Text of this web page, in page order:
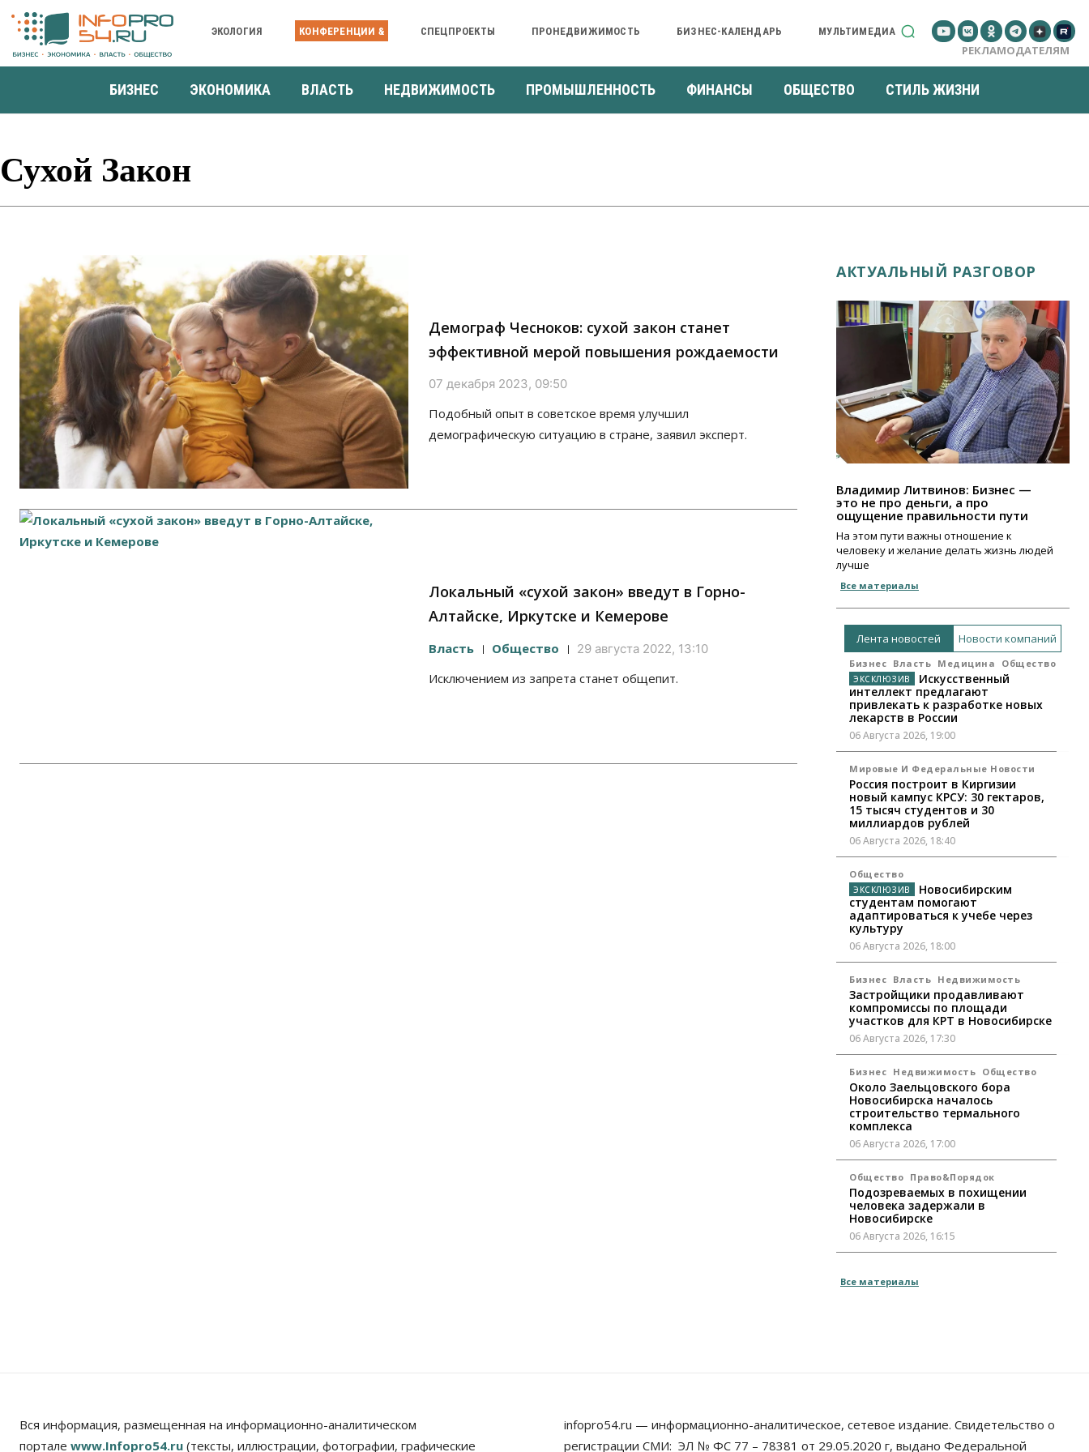
ЭКОЛОГИЯ КОНФЕРЕНЦИИ & СПЕЦПРОЕКТЫ ПРОНЕДВИЖИМОСТЬ БИЗНЕС-КАЛЕНДАРЬ МУЛЬТИМЕДИА
РЕКЛАМОДАТЕЛЯМ
БИЗНЕС ЭКОНОМИКА ВЛАСТЬ НЕДВИЖИМОСТЬ ПРОМЫШЛЕННОСТЬ ФИНАНСЫ ОБЩЕСТВО СТИЛЬ ЖИЗНИ
Сухой Закон
Демограф Чесноков: сухой закон станет
эффективной мерой повышения рождаемости
07 декабря 2023, 09:50
Подобный опыт в советское время улучшил
демографическую ситуацию в стране, заявил эксперт.
Локальный «сухой закон» введут в Горно-
Алтайске, Иркутске и Кемерове
Власть Общество 29 августа 2022, 13:10
Исключением из запрета станет общепит.
АКТУАЛЬНЫЙ РАЗГОВОР
Владимир Литвинов: Бизнес —
это не про деньги, а про
ощущение правильности пути
На этом пути важны отношение к
человеку и желание делать жизнь людей
лучше
Все материалы
Лента новостей Новости компаний
Бизнес Власть Медицина Общество
Искусственный
интеллект предлагают
привлекать к разработке новых
лекарств в России
06 Августа 2026, 19:00
Мировые И Федеральные Новости
Россия построит в Киргизии
новый кампус КРСУ: 30 гектаров,
15 тысяч студентов и 30
миллиардов рублей
06 Августа 2026, 18:40
Общество
Новосибирским
студентам помогают
адаптироваться к учебе через
культуру
06 Августа 2026, 18:00
Бизнес Власть Недвижимость
Застройщики продавливают
компромиссы по площади
участков для КРТ в Новосибирске
06 Августа 2026, 17:30
Бизнес Недвижимость Общество
Около Заельцовского бора
Новосибирска началось
строительство термального
комплекса
06 Августа 2026, 17:00
Общество Право&Порядок
Подозреваемых в похищении
человека задержали в
Новосибирске
06 Августа 2026, 16:15
Пенсионеры старше 80 лет в
Власть
Все материалы
Вся информация, размещенная на информационно-аналитическом
портале www.Infopro54.ru (тексты, иллюстрации, фотографии, графические
infopro54.ru — информационно-аналитическое, сетевое издание. Свидетельство о
регистрации СМИ: ЭЛ № ФС 77 – 78381 от 29.05.2020 г, выдано Федеральной